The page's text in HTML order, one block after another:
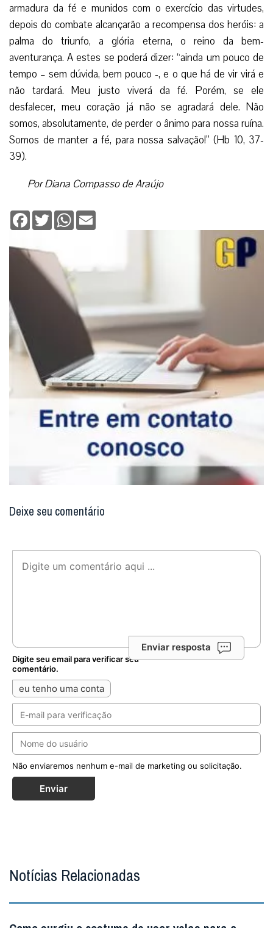
armadura da fé e munidos com o exercício das virtudes,
depois do combate alcançarão a recompensa dos heróis: a
palma do triunfo, a glória eterna, o reino da bem-
aventurança. A estes se poderá dizer: “ainda um pouco de
tempo – sem dúvida, bem pouco -, e o que há de vir virá e
não tardará. Meu justo viverá da fé. Porém, se ele
desfalecer, meu coração já não se agradará dele. Não
somos, absolutamente, de perder o ânimo para nossa ruína.
Somos de manter a fé, para nossa salvação!” (Hb 10, 37-
39).
Por Diana Compasso de Araújo
Facebook
TwitterWhatsApp
Deixe seu comentário
Enviar resposta
Digite seu email para verificar seu
comentário.
eu tenho uma conta
Não enviaremos nenhum e-mail de marketing ou solicitação.
Enviar
Notícias Relacionadas